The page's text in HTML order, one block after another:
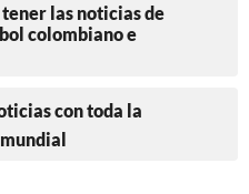
las noticias de
colombiano e
con toda la